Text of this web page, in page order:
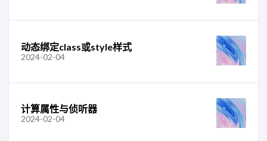
动态绑定class或style样式
2024-02-04
计算属性与侦听器
2024-02-04